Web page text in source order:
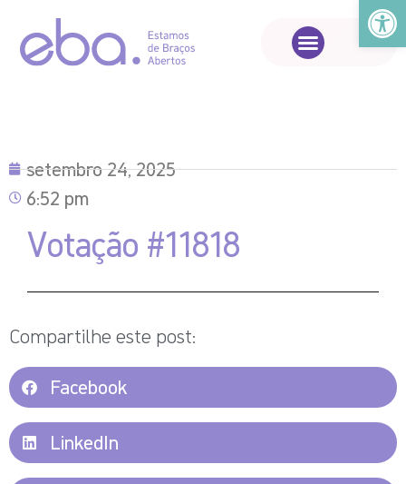
Abrir
setembro 24, 2025
6:52 pm
Votação #11818
Compartilhe este post:
Facebook
LinkedIn